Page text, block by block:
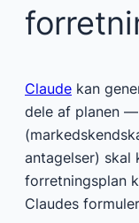
Claude kan
dele af planen
antagelser) skal
forretningsplan
Claudes